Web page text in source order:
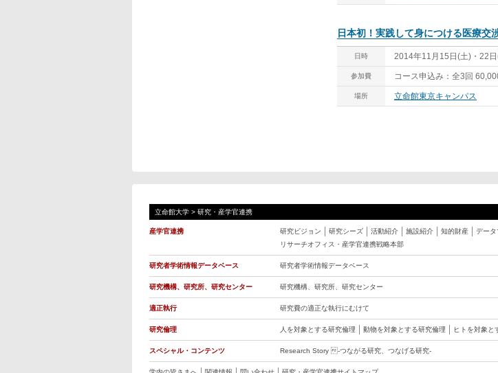
日本初！実践して身につける医療交
日時 2014年11月15日(土)・22
参加費 コース申込み：全3回
場所 立命館東京キャンパス
立命館大学 > 研究・産学官連携
産学官連携 研究ビジョン 研究シーズ 活動紹介 施設紹介 知的財産 データ
リサーチオフィス・産学官連携戦略本部
研究者学術情報データベース 研究者学術情報データベース
研究機構、研究所、研究センター 研究機構、研究所、研究センター
適正執行 研究費の適正な執行にむけて
研究倫理 人を対象とする研究倫理 動物を対象とする研究倫理 ヒトを対象と
スペシャル・コンテンツ Research Story -つながる研究、つなげる研究-